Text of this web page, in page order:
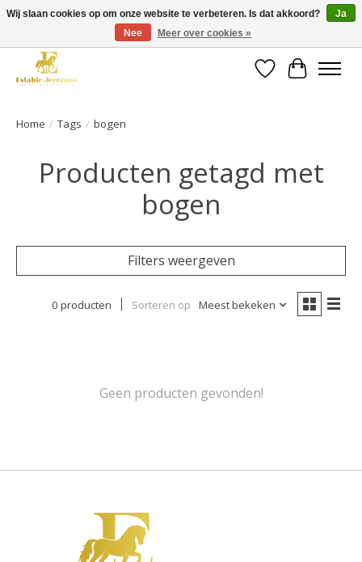
Gratis verzending vanaf €49 op een groot deel van ons assortiment
Verlanglijst
Home / Tags / bogen
Producten getagd met
bogen
Filters weergeven
0 producten Sorteren op Meest bekeken
Geen producten gevonden!
Wij slaan cookies op om onze website te verbeteren. Is dat akkoord?
Ja
Nee
Meer over cookies »